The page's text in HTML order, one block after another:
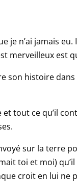
je n’ai jamais
merveilleux est
son histoire
tout ce qu’il
sur la terre
toi et moi)
croit en lui ne